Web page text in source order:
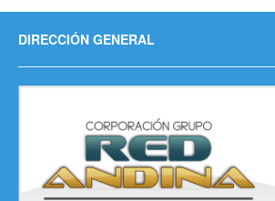
DIRECCIÓN GENERAL